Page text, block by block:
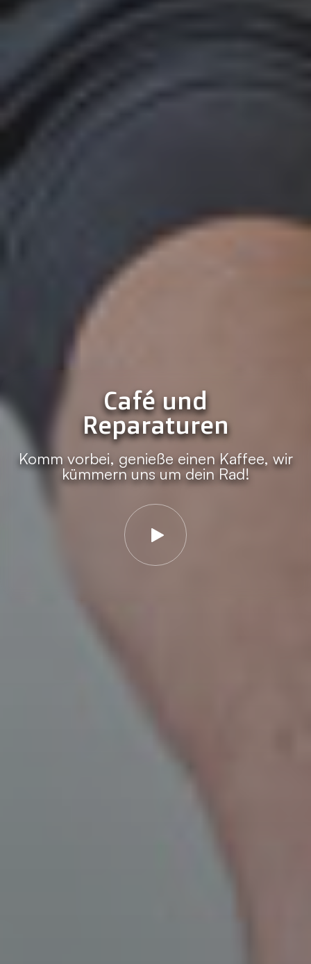
Café und
Reparaturen
Komm vorbei, genieße einen Kaffee, wir
kümmern uns um dein Rad!